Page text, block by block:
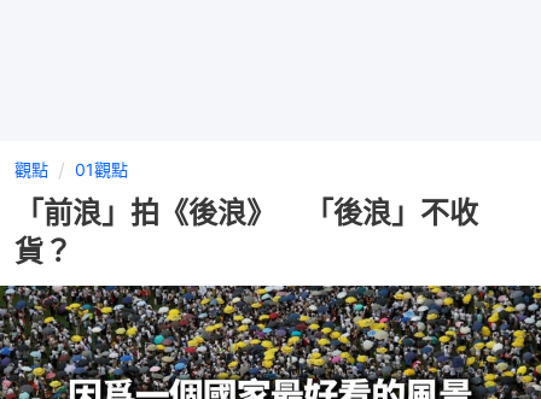
觀點 01觀點
「前浪」拍《後浪》 「後浪」不收
貨？